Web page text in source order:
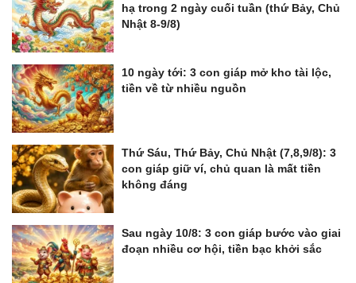
hạ trong 2 ngày cuối tuần (thứ Bảy, Chủ
Nhật 8-9/8)
10 ngày tới: 3 con giáp mở kho tài lộc,
tiền về từ nhiều nguồn
Thứ Sáu, Thứ Bảy, Chủ Nhật (7,8,9/8): 3
con giáp giữ ví, chủ quan là mất tiền
không đáng
Sau ngày 10/8: 3 con giáp bước vào giai
đoạn nhiều cơ hội, tiền bạc khởi sắc